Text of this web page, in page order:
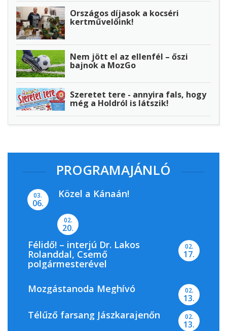
Országos díjasok a kocséri
kertművelőink!
Nem jött el az ellenfél – őszi
bajnok a MozGo
Szeretet tere - annyira fals, hogy
még a Holdról is látszik!
PROGRAMAJÁNLÓ
03.
06.
Közel a Kánaán!
02.
20.
Félidő! – interjú Dr. Lakos
Rolanddal, Csemő
polgármesterével
02.
17.
Mozgástanoda Meghívó 02.
13.
Télűző farsang Jászkarajenőn 02.
13.